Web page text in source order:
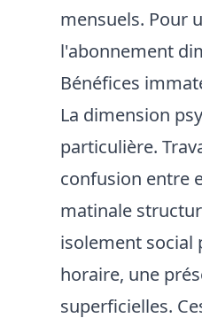
mensuels. Pour
l'abonnement
Bénéfices
La dimension
particulière.
confusion entre
matinale
isolement social
horaire, une
superficielles.